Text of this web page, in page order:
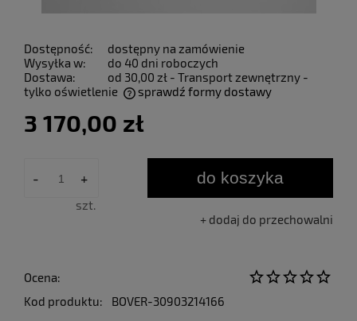
Dostępność:
dostępny na zamówienie
Wysyłka w:
do 40 dni roboczych
Dostawa:
od 30,00 zł - Transport zewnętrzny -
tylko oświetlenie
sprawdź formy dostawy
3 170,00 zł
- +
szt.
do koszyka
dodaj do przechowalni
Ocena:
Kod produktu:
BOVER-30903214166